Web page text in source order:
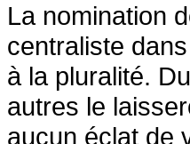
La nomination
centraliste
à la pluralité.
autres le
aucun éclat de